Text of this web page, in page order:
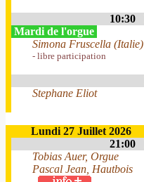
10:30
Mardi de l'orgue
Simona Fruscella (Italie)
- libre participation
Stephane Eliot
Lundi 27 Juillet 2026
21:00
Tobias Auer, Orgue
Pascal Jean, Hautbois